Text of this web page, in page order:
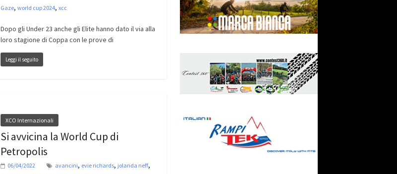
Gaze, world cup 2024, xcc
Dopo gli Under 23 anche gli Elite hanno dato il via alla
loro stagione di Coppa con le prove di
Leggi il seguito
XCO Internazionali
Si avvicina la World Cup di
Petropolis
06/04/2022 avancini, evie richards, jolanda neff,